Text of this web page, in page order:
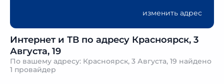
изменить адрес
Интернет и ТВ по адресу Красноярск, 3
Августа, 19
По вашему адресу: Красноярск, 3 Августа, 19 найдено
1 провайдер